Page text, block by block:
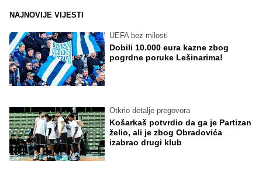
NAJNOVIJE VIJESTI
UEFA bez milosti
Dobili 10.000 eura kazne zbog
pogrdne poruke Lešinarima!
Otkrio detalje pregovora
Košarkaš potvrdio da ga je Partizan
želio, ali je zbog Obradovića
izabrao drugi klub